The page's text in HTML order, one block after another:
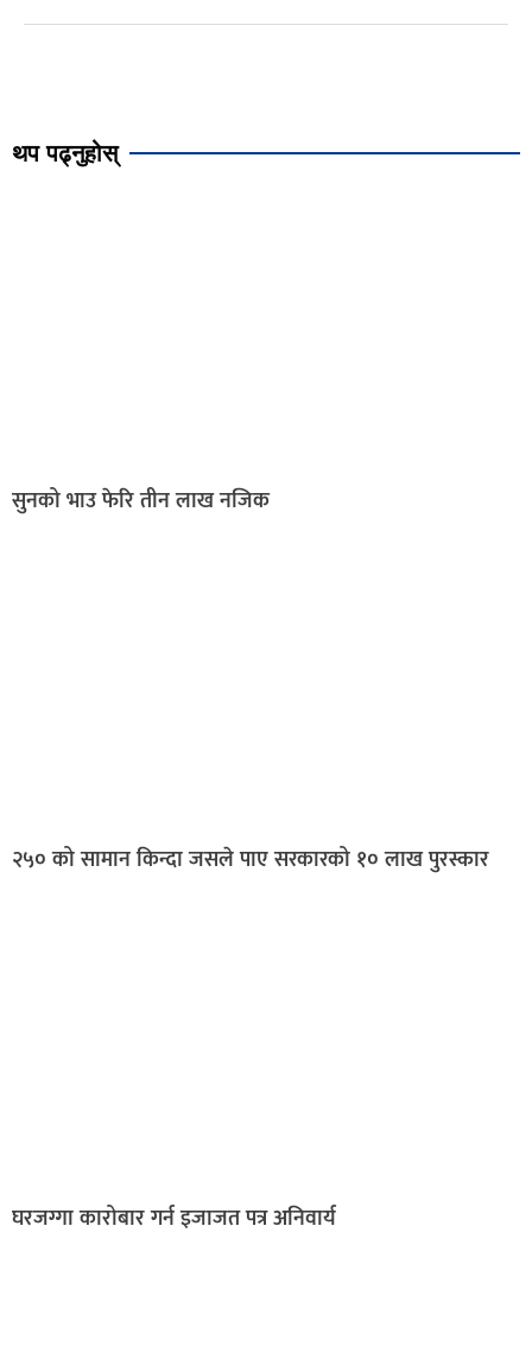
थप पढ्नुहोस्
सुनको भाउ फेरि तीन लाख नजिक
२५० को सामान किन्दा जसले पाए सरकारको १० लाख पुरस्कार
घरजग्गा कारोबार गर्न इजाजत पत्र अनिवार्य